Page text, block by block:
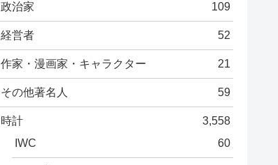
政治家 109
経営者 52
作家・漫画家・キャラクター 21
その他著名人 59
時計
3,558
IWC
60